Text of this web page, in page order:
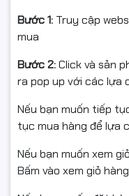
Khả năng in ấn từ 3
bình thường.
Đạt tiêu chuẩn sản
REACH, RoHS
Lý do bạn
tại HAN
Đặt hàng Online miễn
Hà Nội.
Bước 1: Truy cập
mua
Bước 2:Click và sản
ra pop up với các lựa
Nếu bạn muốn tiếp
tục mua hàng để lựa
Nếu bạn muốn xem
Bấm vào xem giỏ hàng